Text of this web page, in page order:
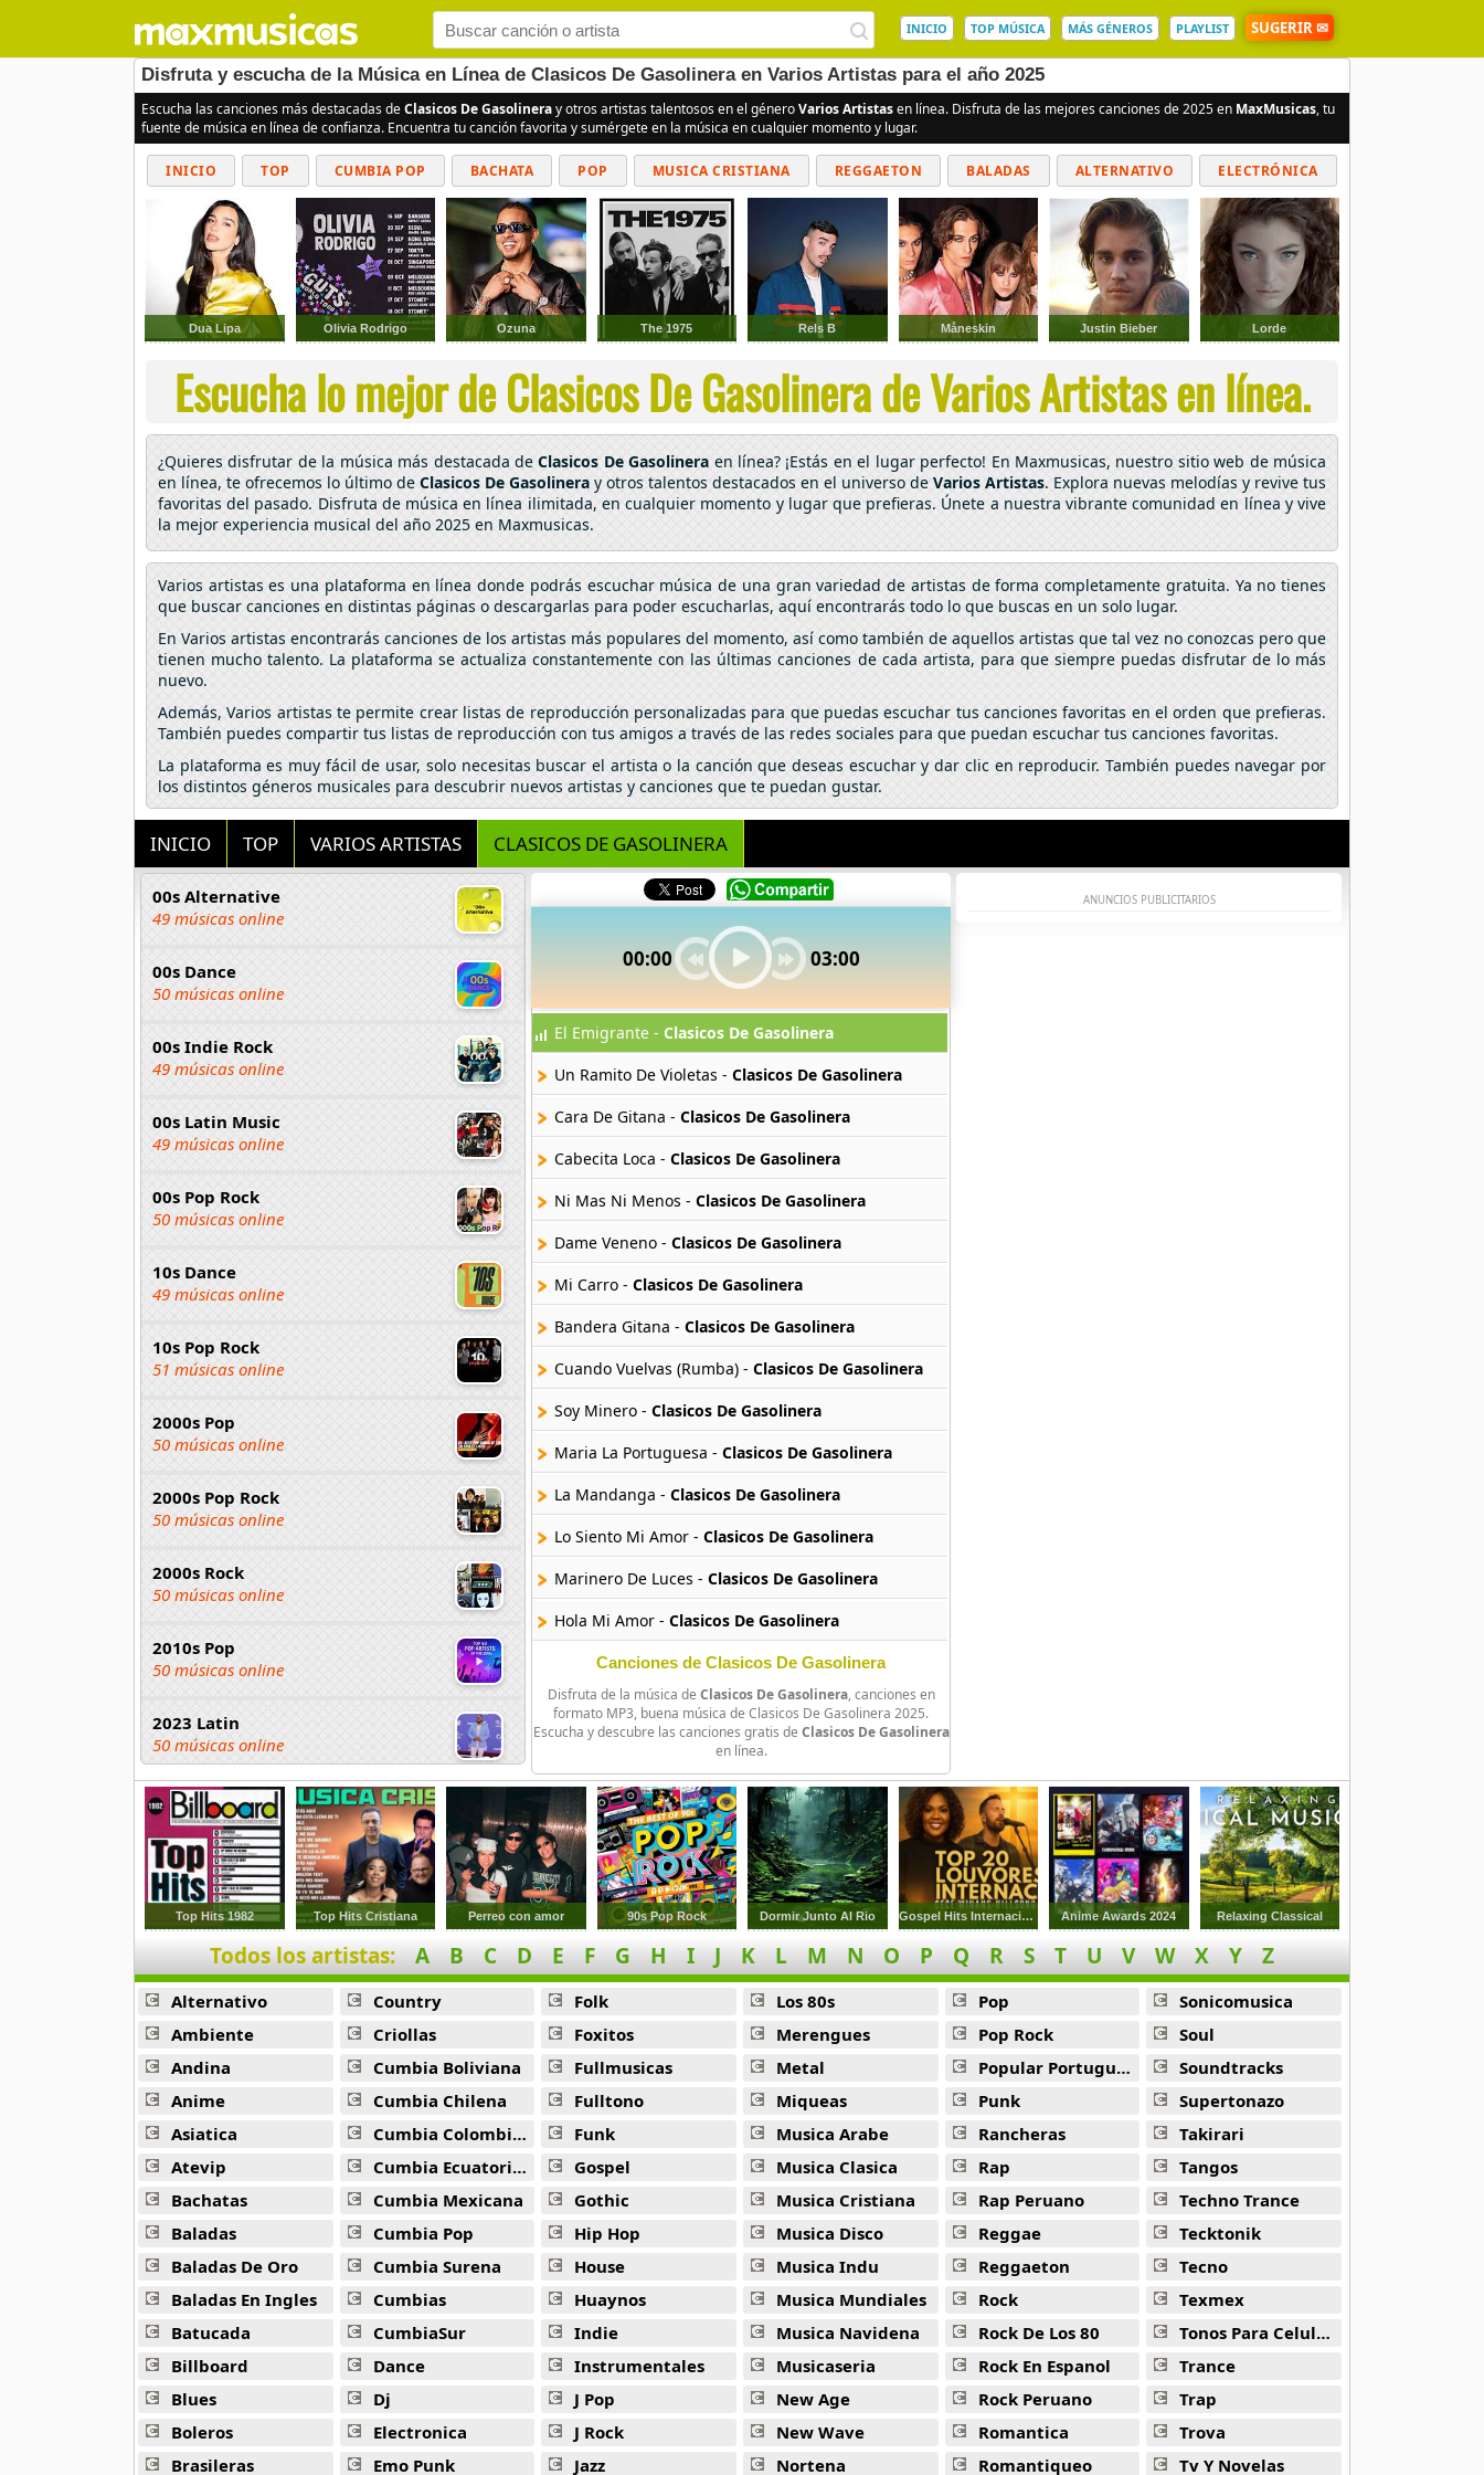
INICIO TOP MÚSICA MÁS GÉNEROS PLAYLIST SUGERIR ✉
Disfruta y escucha de la Música en Línea de Clasicos De Gasolinera en Varios Artistas para el año 2025
Escucha las canciones más destacadas deClasicos De Gasolineray otros artistas talentosos en el géneroVarios Artistasen línea. Disfruta de las mejores canciones de 2025 en MaxMusicas, tu
fuente de música en línea de confianza. Encuentra tu canción favorita y sumérgete en la música en cualquier momento y lugar.
INICIO TOP CUMBIA POP BACHATA POP MUSICA CRISTIANA REGGAETON BALADAS ALTERNATIVO ELECTRÓNICA
CUMBIAS
Dua Lipa Olivia Rodrigo Ozuna The 1975 Rels B Måneskin Justin Bieber Lorde
Escucha lo mejor de Clasicos De Gasolinera de Varios Artistas en línea.
¿Quieres disfrutar de la música más destacada deClasicos De Gasolinera en línea? ¡Estás en el lugar perfecto! En Maxmusicas, nuestro sitio web de música
en línea, te ofrecemos lo último de Clasicos De Gasolinera y otros talentos destacados en el universo de Varios Artistas. Explora nuevas melodías y revive tus
favoritas del pasado. Disfruta de música en línea ilimitada, en cualquier momento y lugar que prefieras. Únete a nuestra vibrante comunidad en línea y vive
la mejor experiencia musical del año 2025 en Maxmusicas.
Varios artistas es una plataforma en línea donde podrás escuchar música de una gran variedad de artistas de forma completamente gratuita. Ya no tienes
que buscar canciones en distintas páginas o descargarlas para poder escucharlas, aquí encontrarás todo lo que buscas en un solo lugar.
En Varios artistas encontrarás canciones de los artistas más populares del momento, así como también de aquellos artistas que tal vez no conozcas pero que
tienen mucho talento. La plataforma se actualiza constantemente con las últimas canciones de cada artista, para que siempre puedas disfrutar de lo más
nuevo.
Además, Varios artistas te permite crear listas de reproducción personalizadas para que puedas escuchar tus canciones favoritas en el orden que prefieras.
También puedes compartir tus listas de reproducción con tus amigos a través de las redes sociales para que puedan escuchar tus canciones favoritas.
La plataforma es muy fácil de usar, solo necesitas buscar el artista o la canción que deseas escuchar y dar clic en reproducir. También puedes navegar por
los distintos géneros musicales para descubrir nuevos artistas y canciones que te puedan gustar.
INICIO TOP VARIOS ARTISTAS CLASICOS DE GASOLINERA
00s Alternative
49 músicas online
00s Dance
50 músicas online
00s Indie Rock
49 músicas online
00s Latin Music
49 músicas online
00s Pop Rock
50 músicas online
10s Dance
49 músicas online
10s Pop Rock
51 músicas online
2000s Pop
50 músicas online
2000s Pop Rock
50 músicas online
2000s Rock
50 músicas online
2010s Pop
50 músicas online
2023 Latin
50 músicas online
2023 Pop
80 músicas online
2023 Rock
59 músicas online
80s Acoustic Hits
37 músicas online
80s Ballads
48 músicas online
80s Pop Rock
90s Acoustic Hits
39 músicas online
50 músicas online
90s Party Hits
58 músicas online
90s Pop Rock
50 músicas online
00:00 03:00
El Emigrante - Clasicos De Gasolinera
Un Ramito De Violetas - Clasicos De Gasolinera
Cara De Gitana - Clasicos De Gasolinera
Cabecita Loca - Clasicos De Gasolinera
Ni Mas Ni Menos - Clasicos De Gasolinera
Dame Veneno - Clasicos De Gasolinera
Mi Carro - Clasicos De Gasolinera
Bandera Gitana - Clasicos De Gasolinera
Cuando Vuelvas (Rumba) - Clasicos De Gasolinera
Soy Minero - Clasicos De Gasolinera
Maria La Portuguesa - Clasicos De Gasolinera
La Mandanga - Clasicos De Gasolinera
Lo Siento Mi Amor - Clasicos De Gasolinera
Marinero De Luces - Clasicos De Gasolinera
Hola Mi Amor - Clasicos De Gasolinera
Amma Immi -Clasicos De Gasolinera
Caballo Que Galopa -Clasicos De Gasolinera
La Quiero A Morir -
Clasicos De Gasolinera
Se Acabo -Clasicos De Gasolinera
Taka Takata -Clasicos De Gasolinera
La Luna Y El Toro -Clasicos De Gasolinera
No Se No Se -Clasicos De Gasolinera
Libre Soy -
Clasicos De Gasolinera
Mossos De Escuadra -
Clasicos De Gasolinera
Bandido -Clasicos De Gasolinera
Clasicos De Gasolinera
Cuando Zarpa El Amor -
Clasicos De Gasolinera
Esta Cobardia -
Clasicos De Gasolinera
El Toro Guapo -
Clasicos De Gasolinera
Dejame Volar -
Te Estoy Amando Locamente -Clasicos De Gasolinera
Caramelos -
Clasicos De Gasolinera
Vete -Clasicos De Gasolinera
Me Quedo Contigo -
Clasicos De Gasolinera
Canciones de Clasicos De Gasolinera
Disfruta de la música de Clasicos De Gasolinera, canciones en
formato MP3, buena música de Clasicos De Gasolinera 2025.
Escucha y descubre las canciones gratis de Clasicos De Gasolinera
en línea.
ANUNCIOS PUBLICITARIOS
Top Hits 1982 Top Hits Cristiana Perreo con amor 90s Pop Rock Dormir Junto Al Rio Gospel Hits Internacionais Anime Awards 2024 Relaxing Classical
Todos los artistas: A B C D E F G H I J K L M N O P Q R S T U V W X Y Z
Alternativo
Ambiente
Andina
Anime
Asiatica
Atevip
Bachatas
Baladas
Baladas De Oro
Baladas En Ingles
Batucada
Billboard
Blues
Boleros
Brasileras
Country
Criollas
Cumbia Boliviana
Cumbia Chilena
Cumbia Colombiana
Cumbia Ecuatoriana
Cumbia Mexicana
Cumbia Pop
Cumbia Surena
Cumbias
CumbiaSur
Dance
Dj
Electronica
Emo Punk
Folk
Foxitos
Fullmusicas
Fulltono
Funk
Gospel
Gothic
Hip Hop
House
Huaynos
Indie
Instrumentales
J Pop
J Rock
Jazz
Los 80s
Merengues
Metal
Miqueas
Musica Arabe
Musica Clasica
Musica Cristiana
Musica Disco
Musica Indu
Musica Mundiales
Musica Navidena
Musicaseria
New Age
New Wave
Nortena
Pop
Pop Rock
Popular Portuguesa
Punk
Rancheras
Rap
Rap Peruano
Reggae
Reggaeton
Rock
Rock De Los 80
Rock En Espanol
Rock Peruano
Romantica
Romantiqueo
Sonicomusica
Soul
Soundtracks
Supertonazo
Takirari
Tangos
Techno Trance
Tecktonik
Tecno
Texmex
Tonos Para Celulares
Trance
Trap
Trova
Tv Y Novelas